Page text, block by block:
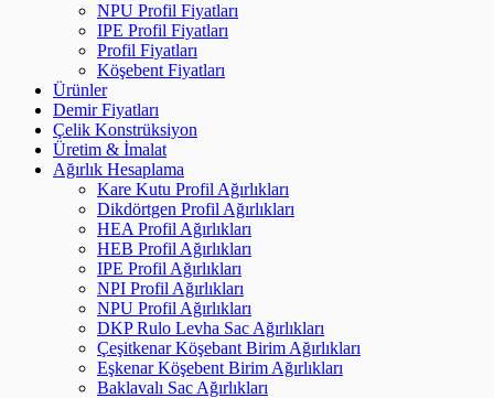
NPU Profil Fiyatları
IPE Profil Fiyatları
Profil Fiyatları
Köşebent Fiyatları
Ürünler
Demir Fiyatları
Çelik Konstrüksiyon
Üretim & İmalat
Ağırlık Hesaplama
Kare Kutu Profil Ağırlıkları
Dikdörtgen Profil Ağırlıkları
HEA Profil Ağırlıkları
HEB Profil Ağırlıkları
IPE Profil Ağırlıkları
NPI Profil Ağırlıkları
NPU Profil Ağırlıkları
DKP Rulo Levha Sac Ağırlıkları
Çeşitkenar Köşebant Birim Ağırlıkları
Eşkenar Köşebent Birim Ağırlıkları
Baklavalı Sac Ağırlıkları